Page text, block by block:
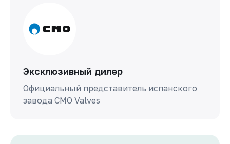
Эксклюзивный дилер
Официальный представитель испанского
завода СМО Valves